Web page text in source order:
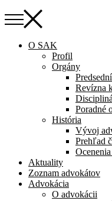
O SAK
Profil
Orgány
Revízna
Poradné
História
Vývoj
Prehľad
Aktuality
Zoznam advokátov
Advokácia
O advokácii